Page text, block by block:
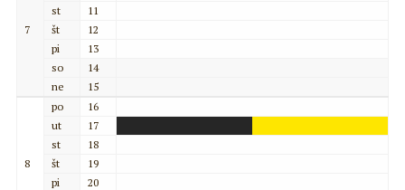
7
st
11
št
12
pi
13
so
14
ne
15
8
po
16
ut
17
st
18
št
19
pi
20